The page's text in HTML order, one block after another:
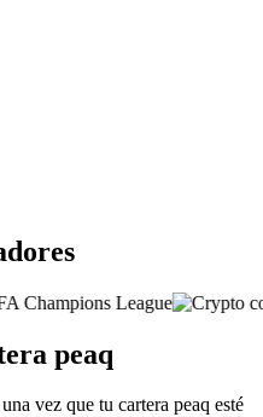
peaq
vez que tu cartera peaq esté